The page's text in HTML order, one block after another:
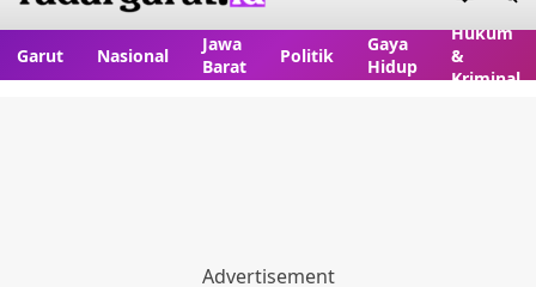
Garut Nasional
Jawa
Barat
Politik
Gaya
Hidup
Hukum
&
Kriminal